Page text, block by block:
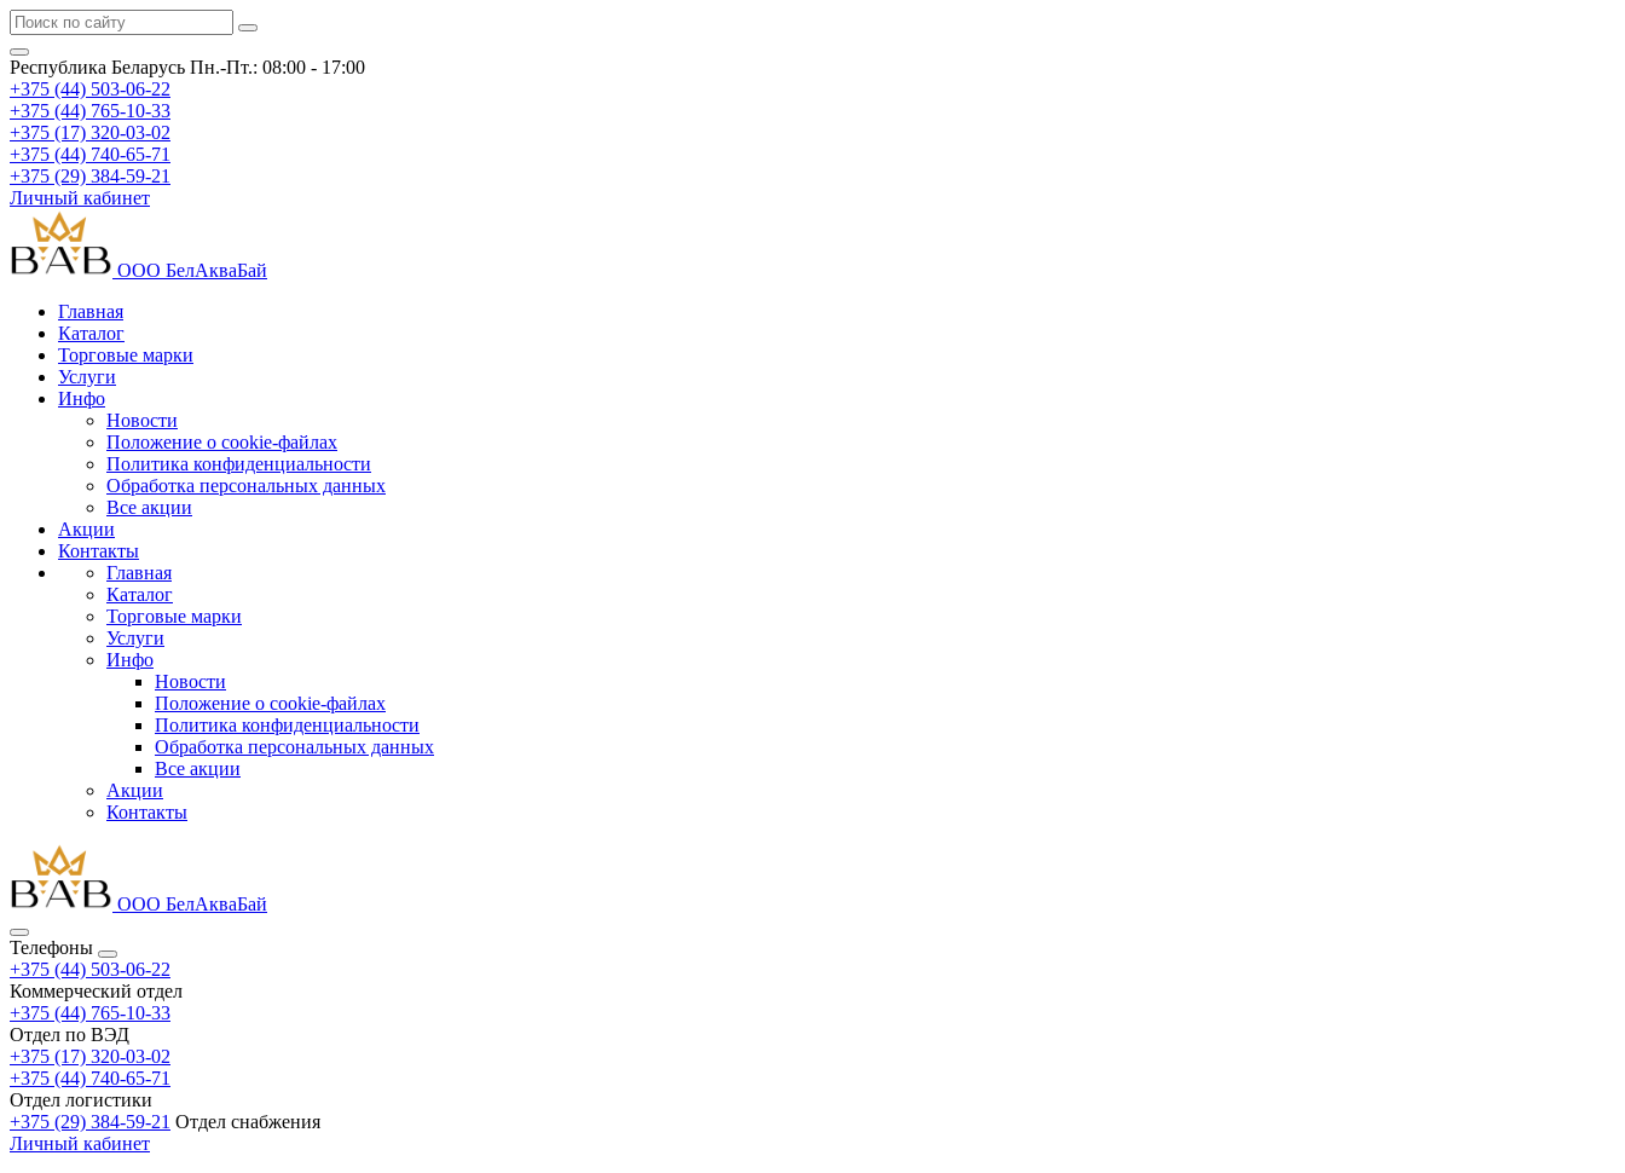
Республика Беларусь Пн.-Пт.: 08:00 - 17:00
+375 (44) 503-06-22
+375 (44) 765-10-33
+375 (17) 320-03-02
+375 (44) 740-65-71
+375 (29) 384-59-21
Личный кабинет
ООО БелАкваБай
Главная
Каталог
Торговые марки
Услуги
Инфо
Новости
Положение о cookie-файлах
Политика конфиденциальности
Обработка персональных данных
Все акции
Акции
Контакты
Главная
Каталог
Торговые марки
Услуги
Инфо
Новости
Положение о cookie-файлах
Политика конфиденциальности
Обработка персональных данных
Все акции
Акции
Контакты
ООО БелАкваБай
Телефоны
+375 (44) 503-06-22
Коммерческий отдел
+375 (44) 765-10-33
Отдел по ВЭД
+375 (17) 320-03-02
+375 (44) 740-65-71
Отдел логистики
+375 (29) 384-59-21 Отдел снабжения
Личный кабинет